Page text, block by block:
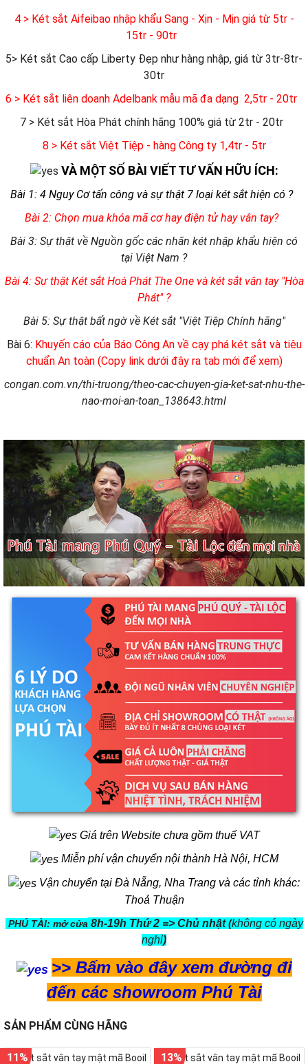
4 > Két sắt Aifeibao nhập khẩu Sang - Xịn - Mịn giá từ 5tr -
15tr - 90tr
5> Két sắt Cao cấp Liberty Đẹp như hàng nhập, giá từ 3tr-8tr-
30tr
6 > Két sắt liên doanh Adelbank mẫu mã đa dạng 2,5tr - 20tr
7 > Két sắt Hòa Phát chính hãng 100% giá từ 2tr - 20tr
8 > Két sắt Việt Tiệp - hàng Công ty 1,4tr - 5tr
VÀ MỘT SỐ BÀI VIẾT TƯ VẤN HỮU ÍCH:
Bài 1: 4 Nguy Cơ tấn công và sự thật 7 loại két sắt hiện có ?
Bài 2: Chọn mua khóa mã cơ hay điện tử hay vân tay?
Bài 3: Sự thật về Nguồn gốc các nhãn két nhập khẩu hiện có
tại Việt Nam ?
Bài 4: Sự thật Két sắt Hoà Phát The One và két sắt vân tay "Hòa
Phát" ?
Bài 5: Sự thật bất ngờ về Két sắt "Việt Tiệp Chính hãng"
Bài 6: Khuyến cáo của Báo Công An về cạy phá két sắt và tiêu
chuẩn An toàn (Copy link dưới đây ra tab mới để xem)
congan.com.vn/thi-truong/theo-cac-chuyen-gia-ket-sat-nhu-the-
nao-moi-an-toan_138643.html
Giá trên Website chưa gồm thuế VAT
Miễn phí vận chuyển nội thành Hà Nội, HCM
Vận chuyển tại Đà Nẵng, Nha Trang và các tỉnh khác:
Thoả Thuận
PHÚ TÀI: mở cửa 8h-19h Thứ 2 => Chủ nhật (không có ngày
nghỉ)
>> Bấm vào đây xem đường đi
đến các showroom Phú Tài
SẢN PHẨM CÙNG HÃNG
11% 13%